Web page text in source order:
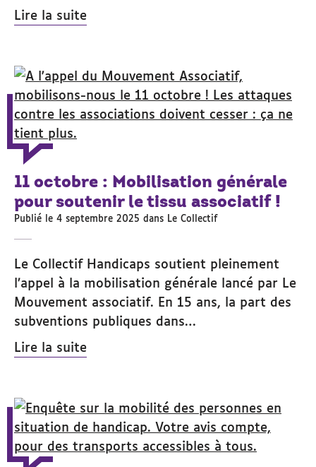
Lire la suite
11 octobre : Mobilisation générale
pour soutenir le tissu associatif !
Publié le 4 septembre 2025 dans Le Collectif
Le Collectif Handicaps soutient pleinement
l’appel à la mobilisation générale lancé par Le
Mouvement associatif. En 15 ans, la part des
subventions publiques dans…
Lire la suite